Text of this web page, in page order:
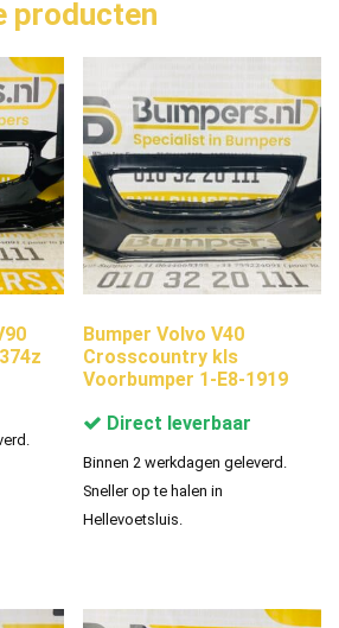
producten
Bumper Volvo V40
Crosscountry kls
Voorbumper 1-E8-1919
Direct leverbaar
Binnen 2 werkdagen geleverd.
Sneller op te halen in
Hellevoetsluis.